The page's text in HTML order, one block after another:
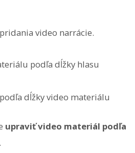
video narrácie.
podľa dĺžky hlasu
dĺžky video materiálu
upraviť video materiál podľa
.